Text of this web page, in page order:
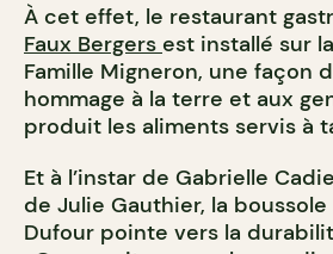
À cet effet, le restaurant
Faux Bergers est installé sur
Famille Migneron, une façon
hommage à la terre et aux
produit les aliments servis à
Et à l’instar de Gabrielle
de Julie Gauthier, la
Dufour pointe vers la